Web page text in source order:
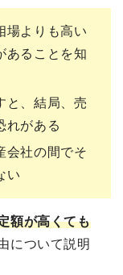
場よりも高い
あることを知
と、結局、売
れがある
会社の間でそ
い
額が高くても
について説明